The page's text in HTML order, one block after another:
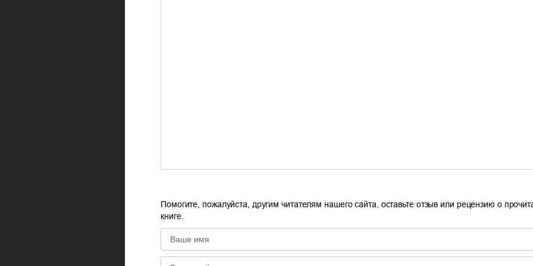
Помогите, пожалуйста, другим читателям нашего сайта, оставьте отзыв или рецензию о
книге.